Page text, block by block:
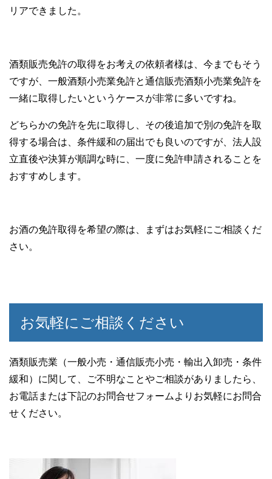
リアできました。
酒類販売免許の取得をお考えの依頼者様は、今までもそう
ですが、一般酒類小売業免許と通信販売酒類小売業免許を
一緒に取得したいというケースが非常に多いですね。
どちらかの免許を先に取得し、その後追加で別の免許を取
得する場合は、条件緩和の届出でも良いのですが、法人設
立直後や決算が順調な時に、一度に免許申請されることを
おすすめします。
お酒の免許取得を希望の際は、まずはお気軽にご相談くだ
さい。
お気軽にご相談ください
酒類販売業（一般小売・通信販売小売・輸出入卸売・条件
緩和）に関して、ご不明なことやご相談がありましたら、
お電話または下記のお問合せフォームよりお気軽にお問合
せください。